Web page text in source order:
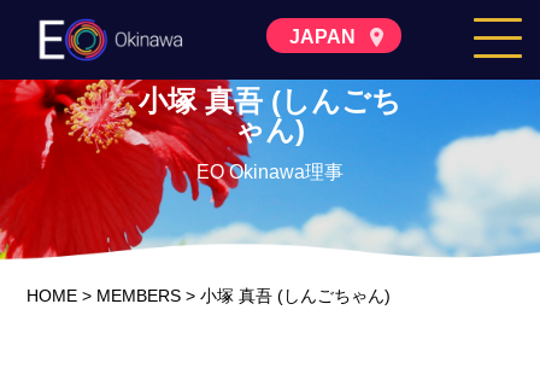
JAPAN
小塚 真吾 (しんごち
ゃん)
EO Okinawa理事
HOME > MEMBERS >小塚 真吾 (しんごちゃん)